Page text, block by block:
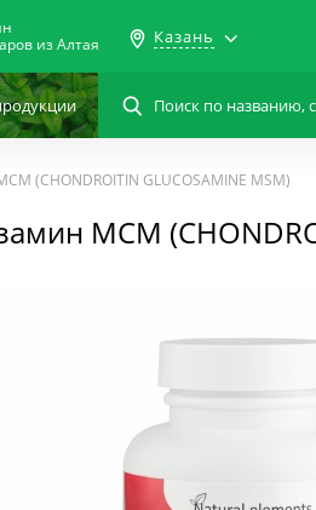
из Алтая
Казань
(CHONDROITIN GLUCOSAMINE MSM)
МСМ